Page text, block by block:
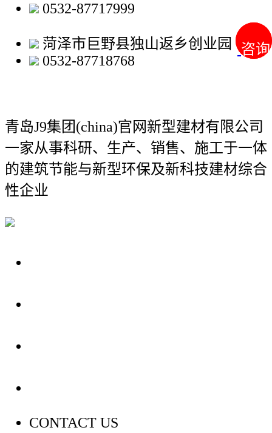
咨询
咨询
0532-87717999
菏泽市巨野县独山返乡创业园
0532-87718768
青岛J9集团(china)官网新型建材有限公司
一家从事科研、生产、销售、施工于一体
的建筑节能与新型环保及新科技建材综合
性企业
CONTACT US